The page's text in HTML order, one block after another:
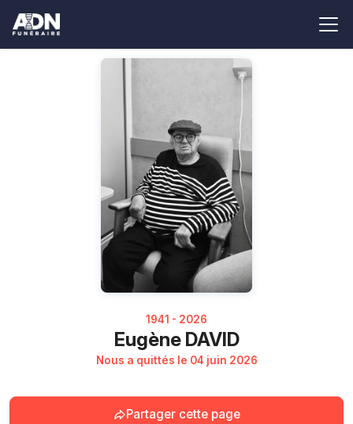
1941 - 2026
Eugène DAVID
Nous a quittés le 04 juin 2026
Partager cette page